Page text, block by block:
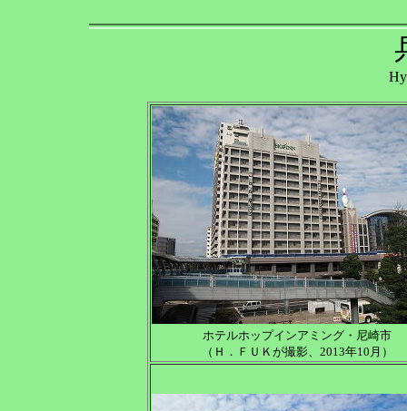
ホテルホップインアミング・尼崎市
（Ｈ．ＦＵＫが撮影、2013年10月）